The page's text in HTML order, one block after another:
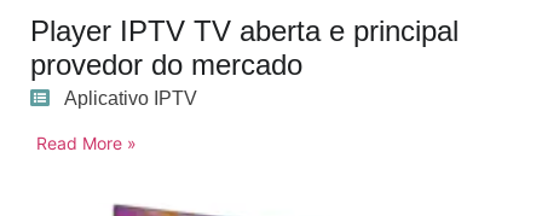
Player IPTV TV aberta e principal
provedor do mercado
Aplicativo IPTV
Read More »